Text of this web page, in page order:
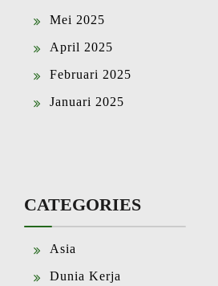
Mei 2025
April 2025
Februari 2025
Januari 2025
CATEGORIES
Asia
Dunia Kerja